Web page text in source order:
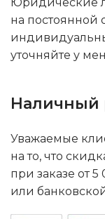
на постоянной
уточняйте у
Наличный
Уважаемые
на то, что
при заказе от
или